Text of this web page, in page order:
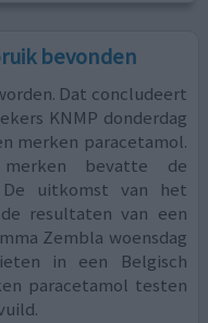
bevonden
Dat concludeert
KNMP donderdag
merken paracetamol.
bevatte de
De uitkomst van het
resultaten van een
Zembla woensdag
in een Belgisch
paracetamol testen